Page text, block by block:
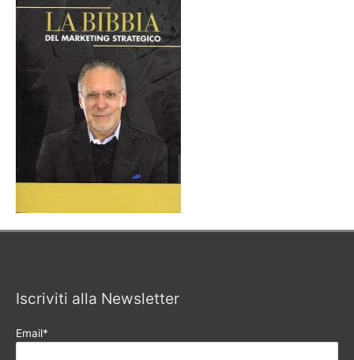
Iscriviti alla Newsletter
Email*